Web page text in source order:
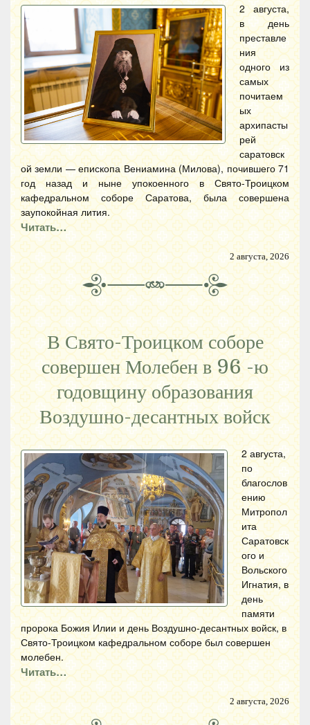
2 августа,
в день
преставле
ния
одного из
самых
почитаем
ых
архипасты
рей
саратовск
ой земли — епископа Вениамина (Милова), почившего 71
год назад и ныне упокоенного в Свято-Троицком
кафедральном соборе Саратова, была совершена
заупокойная лития.
Читать…
2 августа, 2026
В Свято-Троицком соборе
совершен Молебен в 96 -ю
годовщину образования
Воздушно-десантных войск
2 августа,
по
благослов
ению
Митропол
ита
Саратовск
ого и
Вольского
Игнатия, в
день
памяти
пророка Божия Илии и день Воздушно-десантных войск, в
Свято-Троицком кафедральном соборе был совершен
молебен.
Читать…
2 августа, 2026